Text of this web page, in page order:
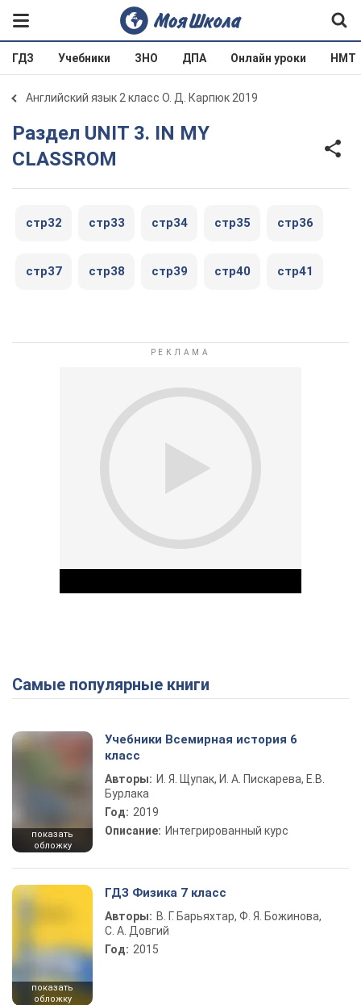
ГДЗ Учебники ЗНО ДПА Онлайн уроки НМТ
Английский язык 2 класс О. Д. Карпюк 2019
Раздел UNIT 3. IN MY
CLASSROM
стр32 стр33 стр34 стр35 стр36
стр37 стр38 стр39 стр40 стр41
Play Video
Самые популярные книги
показать
обложку
Учебники Всемирная история 6
класс
Авторы: И. Я. Щупак, И. А. Пискарева, Е.В.
Бурлака
Год: 2019
Описание: Интегрированный курс
показать
обложку
ГДЗ Физика 7 класс
Авторы: В. Г. Барьяхтар, Ф. Я. Божинова,
С. А. Довгий
Год: 2015